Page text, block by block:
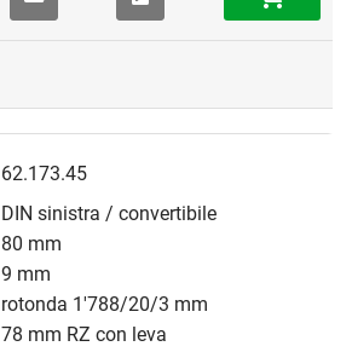
62.173.45
DIN sinistra / convertibile
80 mm
9 mm
rotonda 1'788/20/3 mm
78 mm RZ con leva